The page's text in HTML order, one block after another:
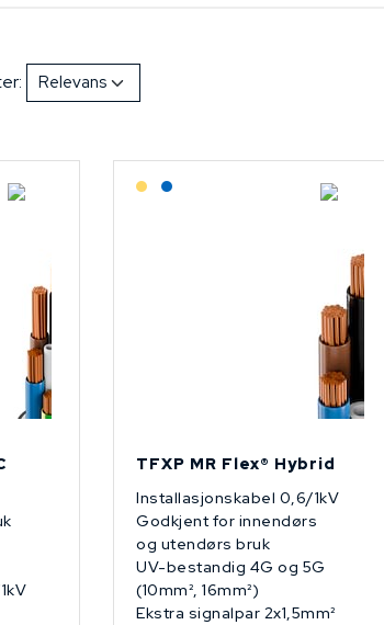
Lagerført: Grossist
Lagerført: NEK Kabel
TFXP MR Flex® Hybrid
Installasjonskabel 0,6/1kV
Godkjent for innendørs
og utendørs bruk
UV-bestandig 4G og 5G
(10mm², 16mm²)
Ekstra signalpar 2x1,5mm²